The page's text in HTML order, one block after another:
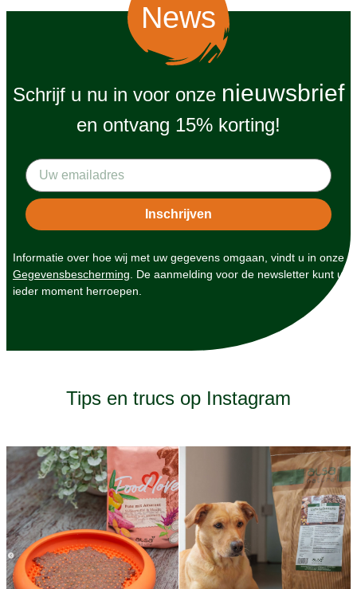
News
Schrijf u nu in voor onze nieuwsbrief
en ontvang 15% korting!
Informatie over hoe wij met uw gegevens omgaan, vindt u in onze
Gegevensbescherming . De aanmelding voor de newsletter kunt u
ieder moment herroepen.
Tips en trucs op Instagram